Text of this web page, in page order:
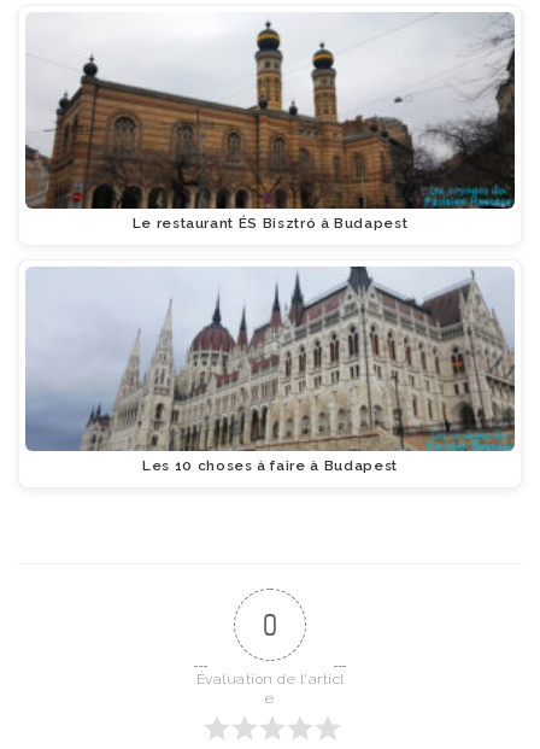
Le restaurant ÉS Bisztró à Budapest
Les 10 choses à faire à Budapest
0
Évaluation de l'articl
e